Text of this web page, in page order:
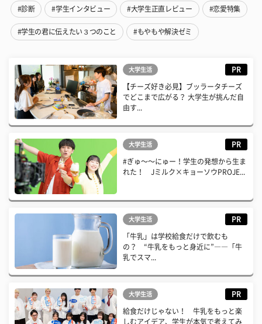
#診断 #学生インタビュー #大学生正直レビュー #恋愛特集
#学生の君に伝えたい３つのこと #もやもや解決ゼミ
大学生活 PR
【チーズ好き必見】ブッラータチーズ
でどこまで広がる？ 大学生が挑んだ自
由す...
大学生活 PR
#ぎゅ〜〜にゅー！学生の発想から生ま
れた！ Jミルク×キョーソウPROJE...
大学生活 PR
「牛乳」は学校給食だけで飲むも
の？ “牛乳をもっと身近に”――「牛
乳でスマ...
大学生活 PR
給食だけじゃない！ 牛乳をもっと楽
しむアイデア、学生が本気で考えてみ